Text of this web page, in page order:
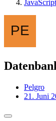
JavaScript
Pelgro
21. Juni